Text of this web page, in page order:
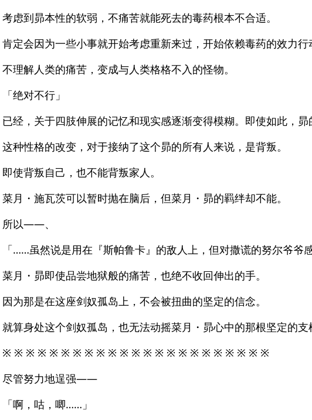
考虑到昴本性的软弱，不痛苦就能死去的毒药根本不合适。
肯定会因为一些小事就开始考虑重新来过，开始依赖毒药的效力行
不理解人类的痛苦，变成与人类格格不入的怪物。
「绝对不行」
已经，关于四肢伸展的记忆和现实感逐渐变得模糊。即使如此，昴
这种性格的改变，对于接纳了这个昴的所有人来说，是背叛。
即使背叛自己，也不能背叛家人。
菜月・施瓦茨可以暂时抛在脑后，但菜月・昴的羁绊却不能。
所以——、
「……虽然说是用在『斯帕鲁卡』的敌人上，但对撒谎的努尔爷爷
菜月・昴即使品尝地狱般的痛苦，也绝不收回伸出的手。
因为那是在这座剑奴孤岛上，不会被扭曲的坚定的信念。
就算身处这个剑奴孤岛，也无法动摇菜月・昴心中的那根坚定的支
※ ※ ※ ※ ※ ※ ※ ※ ※ ※ ※ ※ ※ ※ ※ ※ ※ ※ ※ ※ ※ ※ ※
尽管努力地逞强——
「啊，咕，唧……」